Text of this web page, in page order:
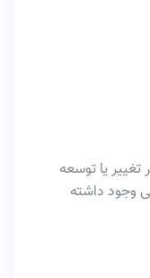
تغییر یا توسعه
وجود داشته